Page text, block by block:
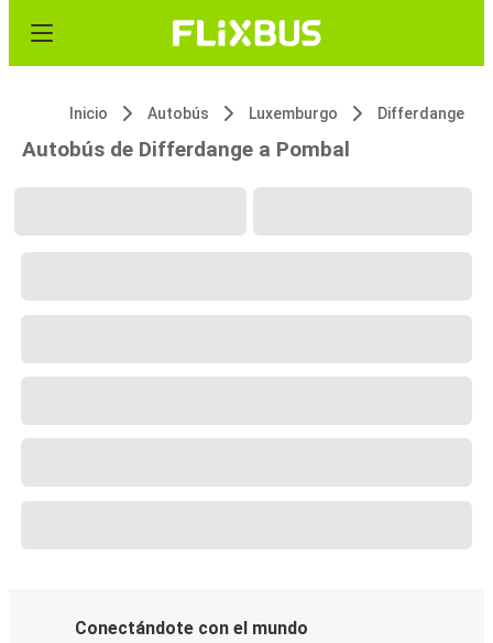
Inicio Autobús Luxemburgo Differdange
Autobús de Differdange a Pombal
Conectándote con el mundo